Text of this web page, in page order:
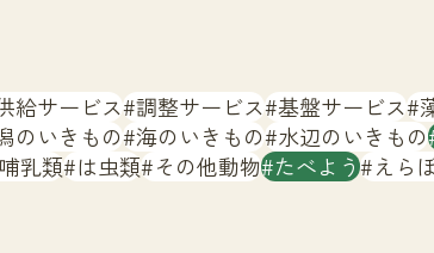
給サービス 調整サービス 基盤サービス
のいきもの 海のいきもの 水辺のいきもの
哺乳類 は虫類 その他動物 たべよう えら